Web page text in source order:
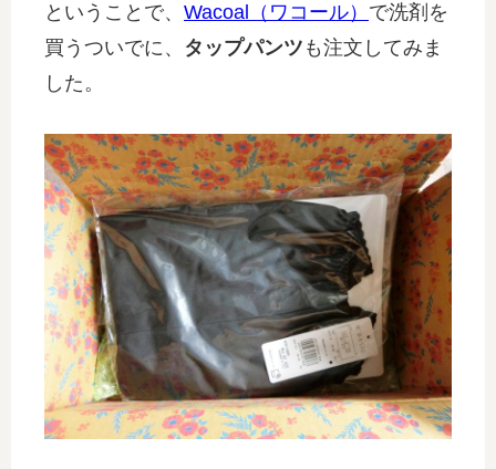
ということで、 Wacoal（ワコール） で洗剤を
買うついでに、 タップパンツ も注文してみま
した。